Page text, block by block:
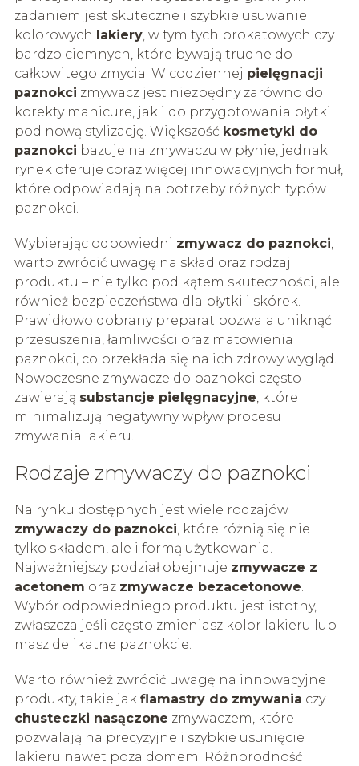
zadaniem jest skuteczne i szybkie usuwanie
kolorowych
lakiery, w tym tych brokatowych czy
bardzo ciemnych, które bywają trudne do
całkowitego zmycia. W codziennej pielęgnacji
paznokci zmywacz jest niezbędny zarówno do
korekty manicure, jak i do przygotowania płytki
pod nową stylizację. Większość kosmetyki do
paznokci bazuje na zmywaczu w płynie, jednak
rynek oferuje coraz więcej innowacyjnych formuł,
które odpowiadają na potrzeby różnych typów
paznokci.
Wybierając odpowiedni zmywacz do paznokci,
warto zwrócić uwagę na skład oraz rodzaj
produktu – nie tylko pod kątem skuteczności, ale
również bezpieczeństwa dla płytki i skórek.
Prawidłowo dobrany preparat pozwala uniknąć
przesuszenia, łamliwości oraz matowienia
paznokci, co przekłada się na ich zdrowy wygląd.
Nowoczesne zmywacze do paznokci często
zawierają substancje pielęgnacyjne, które
minimalizują negatywny wpływ procesu
zmywania lakieru.
Rodzaje zmywaczy do paznokci
Na rynku dostępnych jest wiele rodzajów
zmywaczy do paznokci, które różnią się nie
tylko składem, ale i formą użytkowania.
Najważniejszy podział obejmuje zmywacze z
acetonem oraz zmywacze bezacetonowe.
Wybór odpowiedniego produktu jest istotny,
zwłaszcza jeśli często zmieniasz kolor lakieru lub
masz delikatne paznokcie.
Warto również zwrócić uwagę na innowacyjne
produkty, takie jak flamastry do zmywania czy
chusteczki nasączone zmywaczem, które
pozwalają na precyzyjne i szybkie usunięcie
lakieru nawet poza domem. Różnorodność